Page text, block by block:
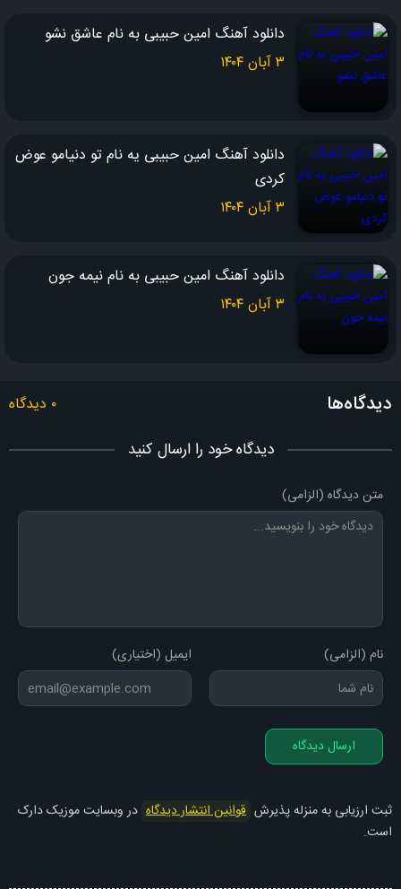
شکسته دل چو شیشه
بعد از تو تا همیشه
شدم شبیه یک ویرانه
اسیر باده و پیمانه
شکسته دل چو شیشه
بعد از تو تا همیشه
دانلود آهنگ امین حبیبی به نام عاشق نشو
۳ آبان ۱۴۰۴
دانلود آهنگ امین حبیبی یه نام تو دنیامو عوض
کردی
۳ آبان ۱۴۰۴
دانلود آهنگ امین حبیبی به نام نیمه جون
۳ آبان ۱۴۰۴
دیدگاه‌ها ۰ دیدگاه
دیدگاه خود را ارسال کنید
متن دیدگاه (الزامی)
نام (الزامی) ایمیل (اختیاری)
ارسال دیدگاه
ثبت ارزیابی به منزله پذیرش قوانین انتشار دیدگاه در وبسایت موزیک دارک
است.